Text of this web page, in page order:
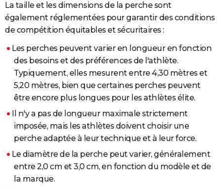
La taille et les dimensions de la perche sont
également réglementées pour garantir des conditions
de compétition équitables et sécuritaires :
Les perches peuvent varier en longueur en fonction
des besoins et des préférences de l'athlète.
Typiquement, elles mesurent entre 4,30 mètres et
5,20 mètres, bien que certaines perches peuvent
être encore plus longues pour les athlètes élite.
Il n'y a pas de longueur maximale strictement
imposée, mais les athlètes doivent choisir une
perche adaptée à leur technique et à leur force.
Le diamètre de la perche peut varier, généralement
entre 2,0 cm et 3,0 cm, en fonction du modèle et de
la marque.